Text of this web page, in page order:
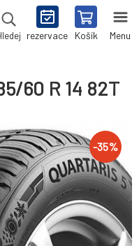
rezervace Košík Menu
60 R 14 82T
-35%